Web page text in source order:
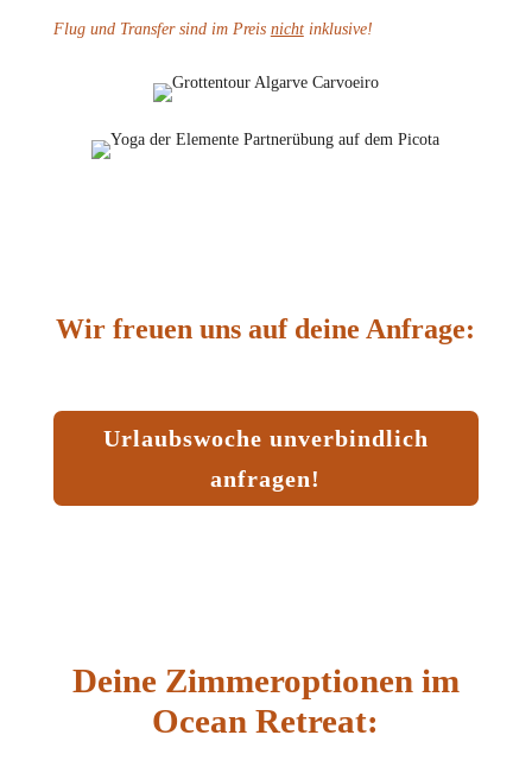
Flug und Transfer sind im Preis nichtinklusive!
Wir freuen uns auf deine Anfrage:
Urlaubswoche unverbindlich
anfragen!
Deine Zimmeroptionen im
Ocean Retreat: